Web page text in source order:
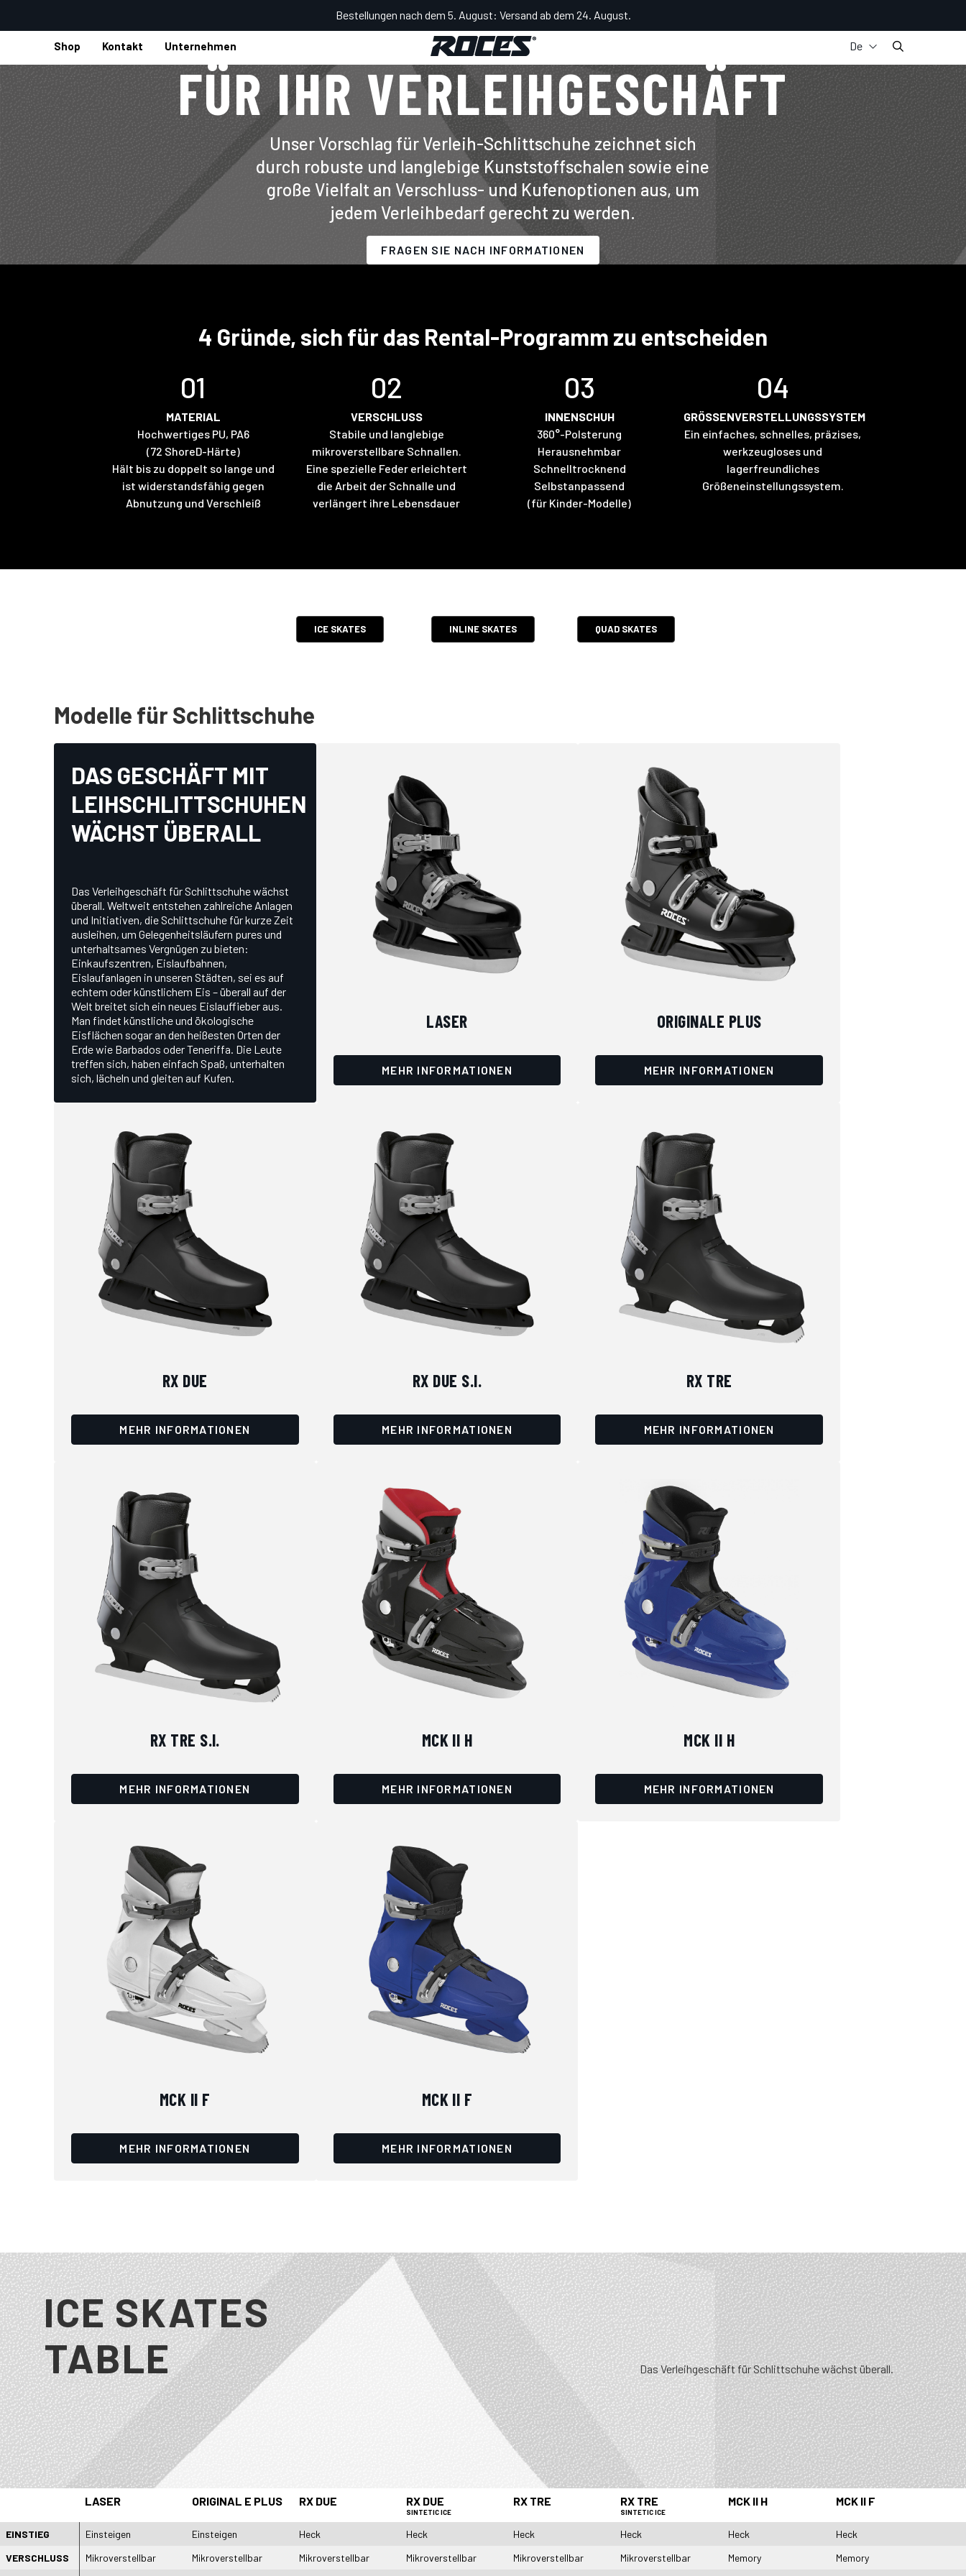
Bestellungen nach dem 5. August: Versand ab dem 24. August.
Shop Kontakt Unternehmen
De
En
FÜR IHR VERLEIHGESCHÄFT
Unser Vorschlag für Verleih-Schlittschuhe zeichnet sich
durch robuste und langlebige Kunststoffschalen sowie eine
große Vielfalt an Verschluss- und Kufenoptionen aus, um
jedem Verleihbedarf gerecht zu werden.
FRAGEN SIE NACH INFORMATIONEN
4 Gründe, sich für das Rental-Programm zu entscheiden
01
MATERIAL
Hochwertiges PU, PA6
(72 ShoreD-Härte)
Hält bis zu doppelt so lange und
ist widerstandsfähig gegen
Abnutzung und Verschleiß
02
VERSCHLUSS
Stabile und langlebige
mikroverstellbare Schnallen.
Eine spezielle Feder erleichtert
die Arbeit der Schnalle und
verlängert ihre Lebensdauer
03
INNENSCHUH
360°-Polsterung
Herausnehmbar
Schnelltrocknend
Selbstanpassend
(für Kinder-Modelle)
04
GRÖSSENVERSTELLUNGSSYSTEM
Ein einfaches, schnelles, präzises,
werkzeugloses und
lagerfreundliches
Größeneinstellungssystem.
ICE SKATES INLINE SKATES QUAD SKATES
Modelle für Schlittschuhe
DAS GESCHÄFT MIT
LEIHSCHLITTSCHUHEN
WÄCHST ÜBERALL
Das Verleihgeschäft für Schlittschuhe wächst
überall. Weltweit entstehen zahlreiche Anlagen
und Initiativen, die Schlittschuhe für kurze Zeit
ausleihen, um Gelegenheitsläufern pures und
unterhaltsames Vergnügen zu bieten:
Einkaufszentren, Eislaufbahnen,
Eislaufanlagen in unseren Städten, sei es auf
echtem oder künstlichem Eis – überall auf der
Welt breitet sich ein neues Eislauffieber aus.
Man findet künstliche und ökologische
Eisflächen sogar an den heißesten Orten der
Erde wie Barbados oder Teneriffa. Die Leute
treffen sich, haben einfach Spaß, unterhalten
sich, lächeln und gleiten auf Kufen.
LASER
MEHR INFORMATIONEN
ORIGINALE PLUS
MEHR INFORMATIONEN
RX DUE
MEHR INFORMATIONEN
RX DUE S.I.
MEHR INFORMATIONEN
RX TRE
MEHR INFORMATIONEN
RX TRE S.I.
MEHR INFORMATIONEN
MCK II H
MEHR INFORMATIONEN
MCK II H
MEHR INFORMATIONEN
MCK II F
MEHR INFORMATIONEN
MCK II F
MEHR INFORMATIONEN
ICE SKATES
TABLE
Das Verleihgeschäft für Schlittschuhe wächst überall.
LASER ORIGINAL E PLUS RX DUE RX DUE
SINTETIC ICE
RX TRE RX TRE
SINTETIC ICE
MCK II H MCK II F
EINSTIEG Einsteigen Einsteigen Heck Heck Heck Heck Heck
Heck
VERSCHLUSS
Mikroverstellbar Mikroverstellbar Mikroverstellbar Mikroverstellbar Mikroverstellbar Mikroverstellbar Memory
Memory